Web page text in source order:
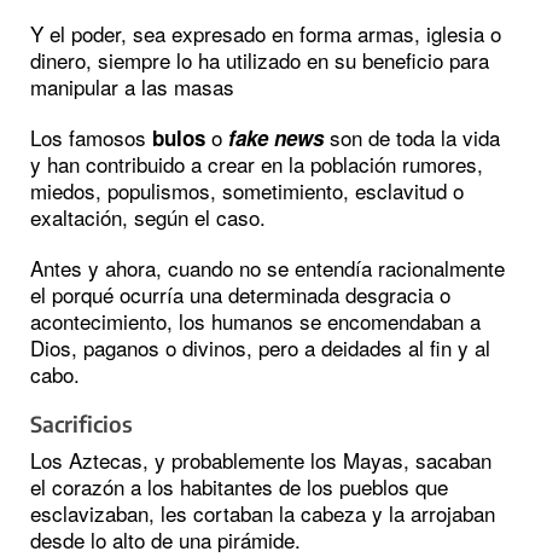
Y el poder, sea expresado en forma armas, iglesia o
dinero, siempre lo ha utilizado en su beneficio para
manipular a las masas
Los famosos bulos o fake newsson de toda la vida
y han contribuido a crear en la población rumores,
miedos, populismos, sometimiento, esclavitud o
exaltación, según el caso.
Antes y ahora, cuando no se entendía racionalmente
el porqué ocurría una determinada desgracia o
acontecimiento, los humanos se encomendaban a
Dios, paganos o divinos, pero a deidades al fin y al
cabo.
Sacrificios
Los Aztecas, y probablemente los Mayas, sacaban
el corazón a los habitantes de los pueblos que
esclavizaban, les cortaban la cabeza y la arrojaban
desde lo alto de una pirámide.